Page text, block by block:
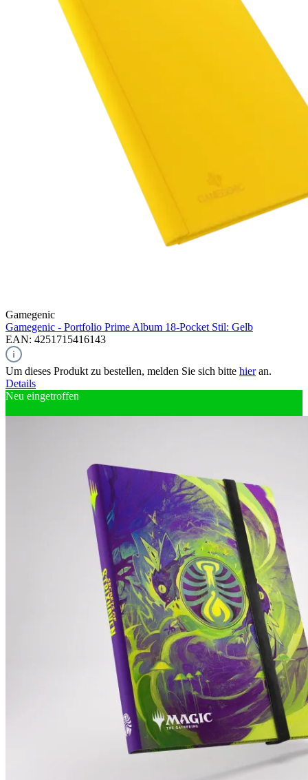
Gamegenic
Gamegenic - Portfolio Prime Album 18-Pocket Stil: Gelb
EAN: 4251715416143
Um dieses Produkt zu bestellen, melden Sie sich bitte hieran.
Details
Neu eingetroffen